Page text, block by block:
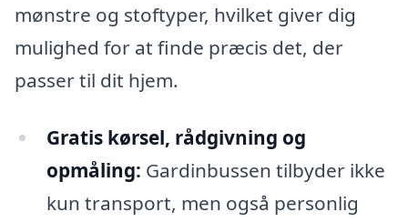
mønstre og stoftyper, hvilket giver dig
mulighed for at finde præcis det, der
passer til dit hjem.
Gratis kørsel, rådgivning og
opmåling: Gardinbussen tilbyder ikke
kun transport, men også personlig